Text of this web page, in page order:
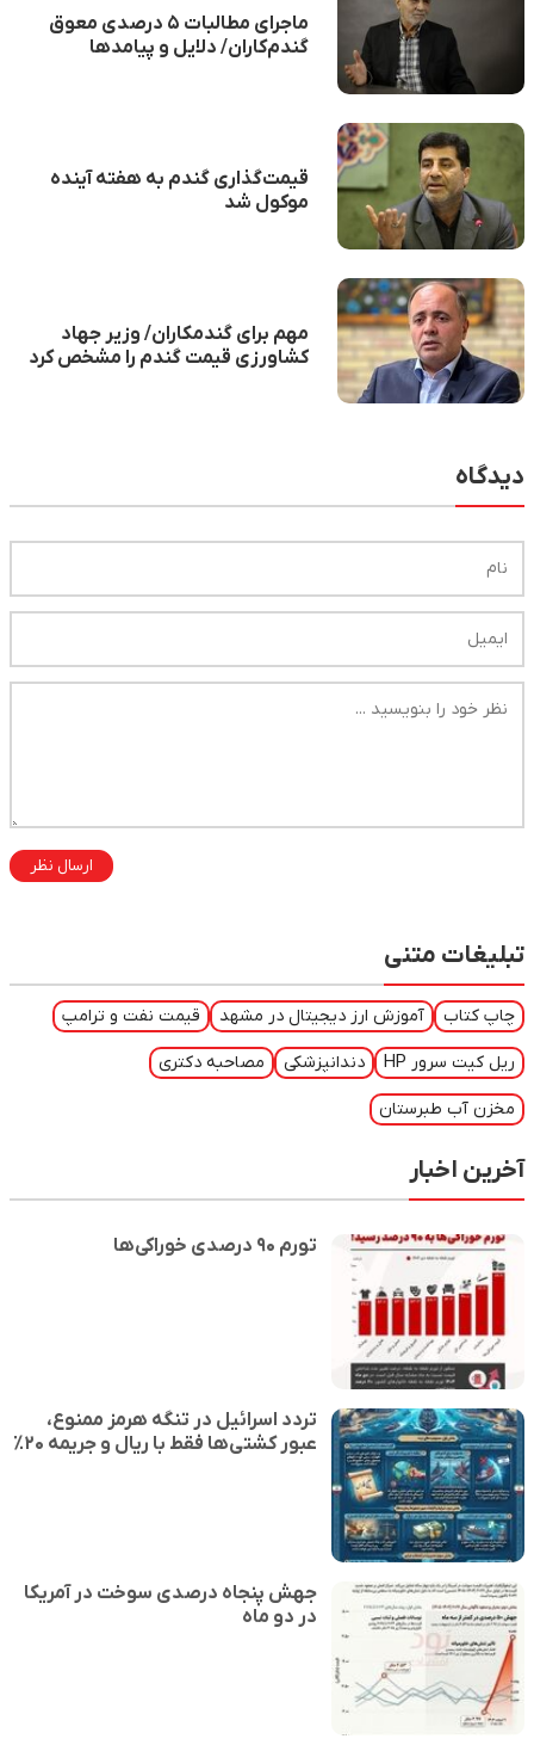
ماجرای مطالبات ۵ درصدی معوق
گندم‌کاران/ دلایل و پیامد‌ها
قیمت‌گذاری گندم به هفته آینده
موکول شد
مهم برای گندمکاران/ وزیر جهاد
کشاورزی قیمت گندم را مشخص کرد
دیدگاه
ارسال نظر
تبلیغات متنی
چاپ کتاب آموزش ارز دیجیتال در مشهد قیمت نفت و ترامپ
ریل کیت سرور HP دندانپزشکی مصاحبه دکتری
مخزن آب طبرستان
آخرین اخبار
تورم ۹۰ درصدی خوراکی‌ها
تردد اسرائیل در تنگه هرمز ممنوع،
عبور کشتی‌ها فقط با ریال و جریمه ۲۰٪
جهش پنجاه درصدی سوخت در آمریکا
در دو ماه